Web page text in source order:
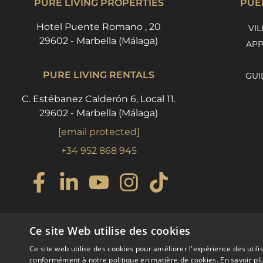
PURE LIVING PROPERTIES
Hotel Puente Romano , 20
29602 - Marbella (Málaga)
PURE LIVING RENTALS
C. Estébanez Calderón 6, Local 11.
29602 - Marbella (Málaga)
[email protected]
+34 952 868 945
Ce site Web utilise des cookies
Ce site web utilise des cookies pour améliorer l'expérience des
conformément à notre politique en matière de cookies. En savoir